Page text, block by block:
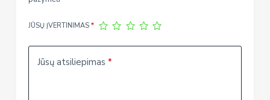
JŪSŲ ĮVERTINIMAS *
Jūsų atsiliepimas *